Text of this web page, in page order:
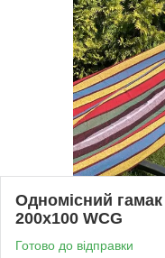
Одномісний
200х100 WCG
Готово до відправки